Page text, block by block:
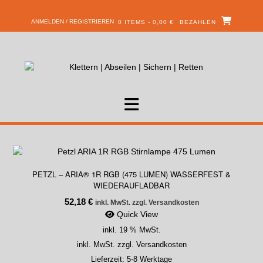
ANMELDEN / REGISTRIEREN 0 ITEMS - 0,00 € BEZAHLEN
PETZL – ARIA® 1R RGB (475 LUMEN) WASSERFEST &
WIEDERAUFLADBAR
52,18 € inkl. MwSt. zzgl. Versandkosten
Quick View
inkl. 19 % MwSt.
inkl. MwSt. zzgl. Versandkosten
Lieferzeit: 5-8 Werktage